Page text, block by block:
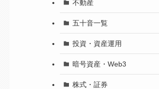
不動産
五十音一覧
投資・資産運用
暗号資産・Web3
株式・証券